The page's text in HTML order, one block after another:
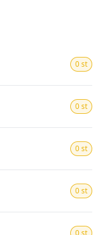
0 st
0 st
0 st
0 st
0 st